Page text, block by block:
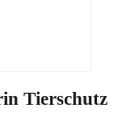
Tierschutz